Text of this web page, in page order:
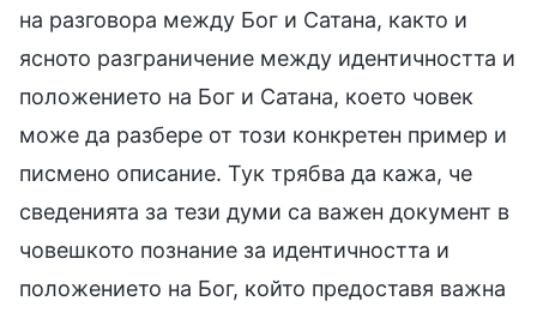
на разговора между Бог и Сатана, както и
ясното разграничение между идентичността и
положението на Бог и Сатана, което човек
може да разбере от този конкретен пример и
писмено описание. Тук трябва да кажа, че
сведенията за тези думи са важен документ в
човешкото познание за идентичността и
положението на Бог, който предоставя важна